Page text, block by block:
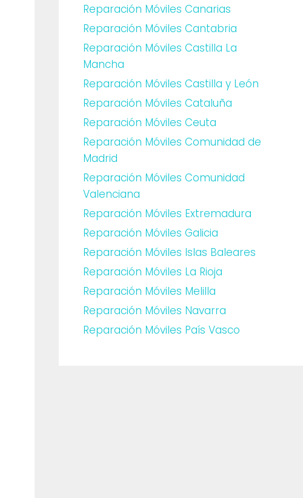
Reparación Móviles Canarias
Reparación Móviles Cantabria
Reparación Móviles Castilla La
Mancha
Reparación Móviles Castilla y León
Reparación Móviles Cataluña
Reparación Móviles Ceuta
Reparación Móviles Comunidad de
Madrid
Reparación Móviles Comunidad
Valenciana
Reparación Móviles Extremadura
Reparación Móviles Galicia
Reparación Móviles Islas Baleares
Reparación Móviles La Rioja
Reparación Móviles Melilla
Reparación Móviles Navarra
Reparación Móviles País Vasco